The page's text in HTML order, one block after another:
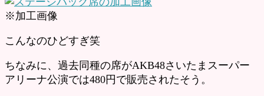
※加工画像
こんなのひどすぎ笑
ちなみに、過去同種の席がAKB48さいたまスーパー
アリーナ公演では480円で販売されたそう。